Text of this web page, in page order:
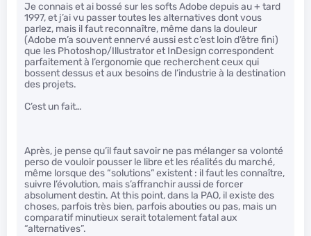
Je connais et ai bossé sur les softs Adobe depuis au + tard
1997, et j’ai vu passer toutes les alternatives dont vous
parlez, mais il faut reconnaître, même dans la douleur
(Adobe m’a souvent ennervé aussi est c’est loin d’être fini)
que les Photoshop/Illustrator et InDesign correspondent
parfaitement à l’ergonomie que recherchent ceux qui
bossent dessus et aux besoins de l’industrie à la destination
des projets.
C’est un fait…
Après, je pense qu’il faut savoir ne pas mélanger sa volonté
perso de vouloir pousser le libre et les réalités du marché,
même lorsque des “solutions” existent : il faut les connaître,
suivre l’évolution, mais s’affranchir aussi de forcer
absolument destin. At this point, dans la PAO, il existe des
choses, parfois très bien, parfois abouties ou pas, mais un
comparatif minutieux serait totalement fatal aux
“alternatives”.